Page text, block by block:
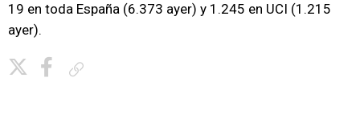
19 en toda España (6.373 ayer) y 1.245 en UCI (1.215
ayer).